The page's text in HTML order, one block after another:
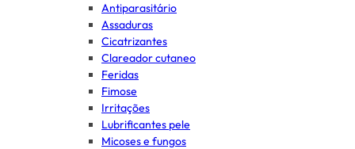
Antiparasitário
Assaduras
Cicatrizantes
Clareador cutaneo
Feridas
Fimose
Irritações
Lubrificantes pele
Micoses e fungos